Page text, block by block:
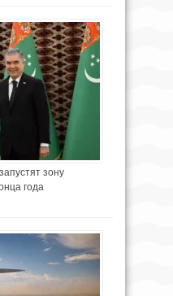
зону
года